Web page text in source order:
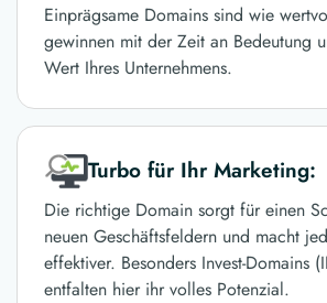
Einprägsame Domains sind wie
gewinnen mit der Zeit an Bedeutung
Wert Ihres Unternehmens.
Turbo für Ihr Marketing:
Die richtige Domain sorgt für einen
neuen Geschäftsfeldern und macht
effektiver. Besonders Invest-Domains
entfalten hier ihr volles Potenzial.